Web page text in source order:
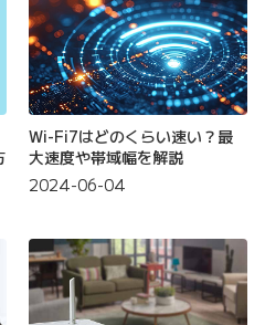
Wi-Fi7はどのくらい速い？最
大速度や帯域幅を解説
2024-06-04